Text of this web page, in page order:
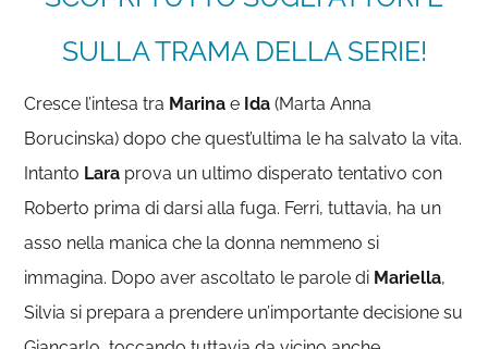
SULLA TRAMA DELLA SERIE!
Cresce l’intesa tra Marina e Ida(Marta Anna
Borucinska) dopo che quest’ultima le ha salvato la vita.
Intanto Lara prova un ultimo disperato tentativo con
Roberto prima di darsi alla fuga. Ferri, tuttavia, ha un
asso nella manica che la donna nemmeno si
immagina. Dopo aver ascoltato le parole di Mariella,
Silvia si prepara a prendere un’importante decisione su